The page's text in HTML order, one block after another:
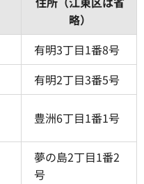
略）
有明3丁目1番8号
有明2丁目3番5号
豊洲6丁目1番1号
夢の島2丁目1番2
号